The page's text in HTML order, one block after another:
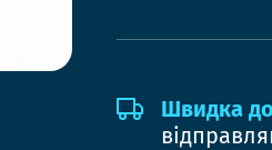
Швидка